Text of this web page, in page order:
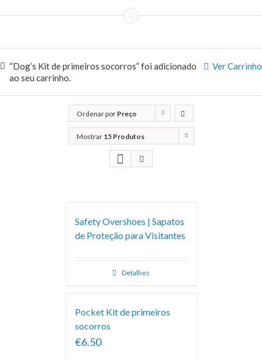
Ver Carrinho
“Dog’s Kit de primeiros socorros” foi adicionado
ao seu carrinho.
Ordenar por Preço
Mostrar 15 Produtos
Safety Overshoes | Sapatos
de Proteção para Visitantes
Detalhes
Pocket Kit de primeiros
socorros
€6.50